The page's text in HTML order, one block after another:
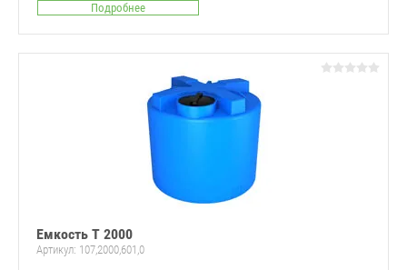
Подробнее
Емкость Т 2000
Артикул: 107,2000,601,0